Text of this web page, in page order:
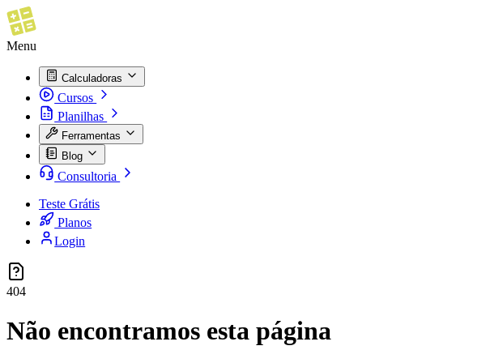
Menu
Calculadoras
Cursos
Planilhas
Ferramentas
Blog
Consultoria
Teste Grátis
Planos
Login
404
Não encontramos esta página